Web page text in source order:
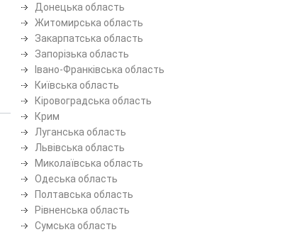
Донецька область
Житомирська область
Закарпатська область
Запорізька область
Івано-Франківська область
Київська область
Кіровоградська область
Крим
Луганська область
Львівська область
Миколаївська область
Одеська область
Полтавська область
Рівненська область
Сумська область